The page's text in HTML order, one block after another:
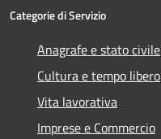
Categorie di Servizio
Anagrafe e stato civile
Cultura e tempo libero
Vita lavorativa
Imprese e Commercio